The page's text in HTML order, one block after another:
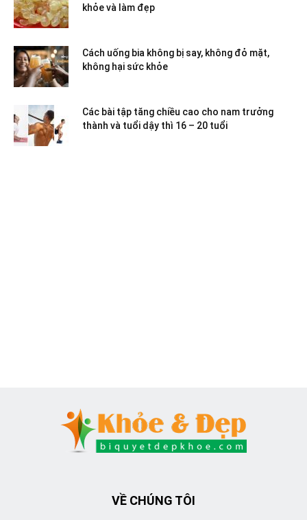
khỏe và làm đẹp
Cách uống bia không bị say, không đỏ mặt,
không hại sức khỏe
Các bài tập tăng chiều cao cho nam trưởng
thành và tuổi dậy thì 16 – 20 tuổi
VỀ CHÚNG TÔI